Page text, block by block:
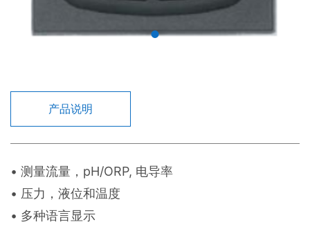
产品说明
• 测量流量，pH/ORP, 电导率
• 压力，液位和温度
• 多种语言显示